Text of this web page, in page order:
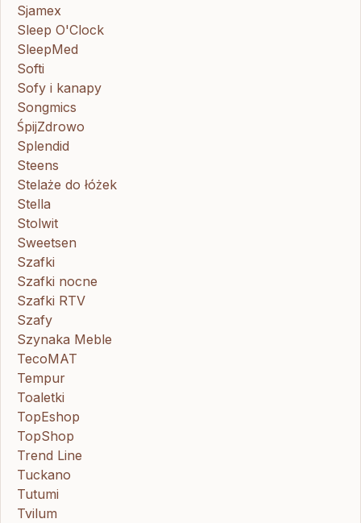
Sjamex
Sleep O'Clock
SleepMed
Softi
Sofy i kanapy
Songmics
ŚpijZdrowo
Splendid
Steens
Stelaże do łóżek
Stella
Stolwit
Sweetsen
Szafki
Szafki nocne
Szafki RTV
Szafy
Szynaka Meble
TecoMAT
Tempur
Toaletki
TopEshop
TopShop
Trend Line
Tuckano
Tutumi
Tvilum